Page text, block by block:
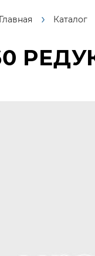
Главная Каталог